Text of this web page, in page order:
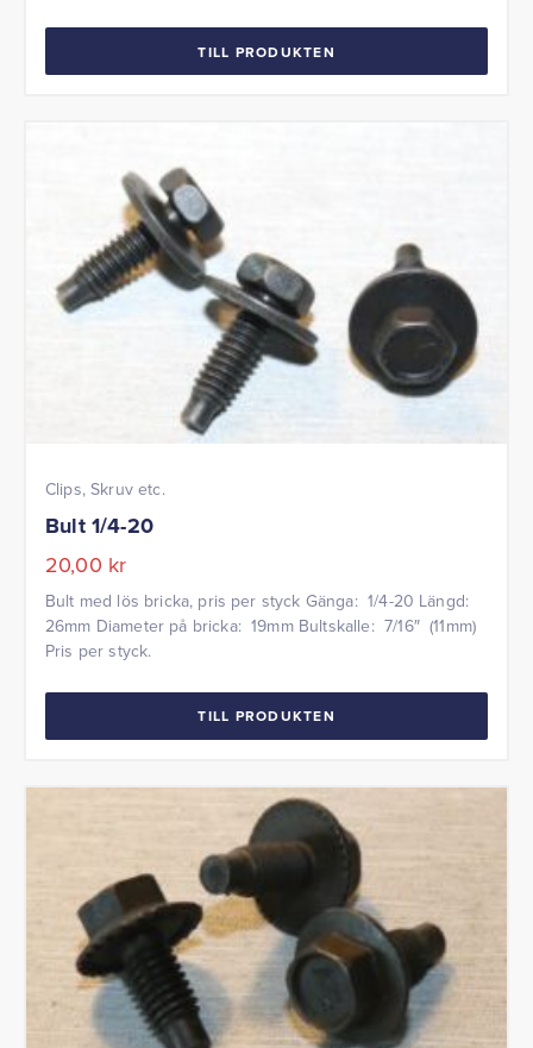
TILL PRODUKTEN
Clips, Skruv etc.
Bult 1/4-20
20,00 kr
Bult med lös bricka, pris per styck Gänga: 1/4-20 Längd:
26mm Diameter på bricka: 19mm Bultskalle: 7/16″ (11mm)
Pris per styck.
TILL PRODUKTEN